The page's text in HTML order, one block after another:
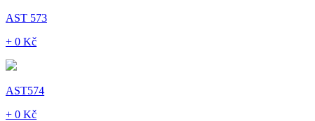
AST 573
+ 0 Kč
AST574
+ 0 Kč